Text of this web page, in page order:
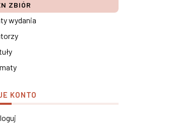
ZBIÓR
wydania
KONTO